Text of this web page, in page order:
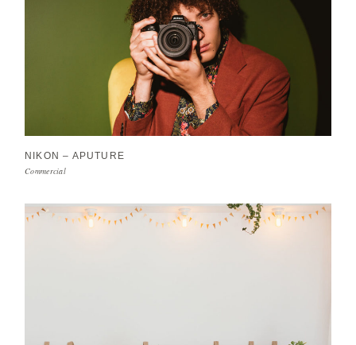
NIKON – APUTURE
Commercial